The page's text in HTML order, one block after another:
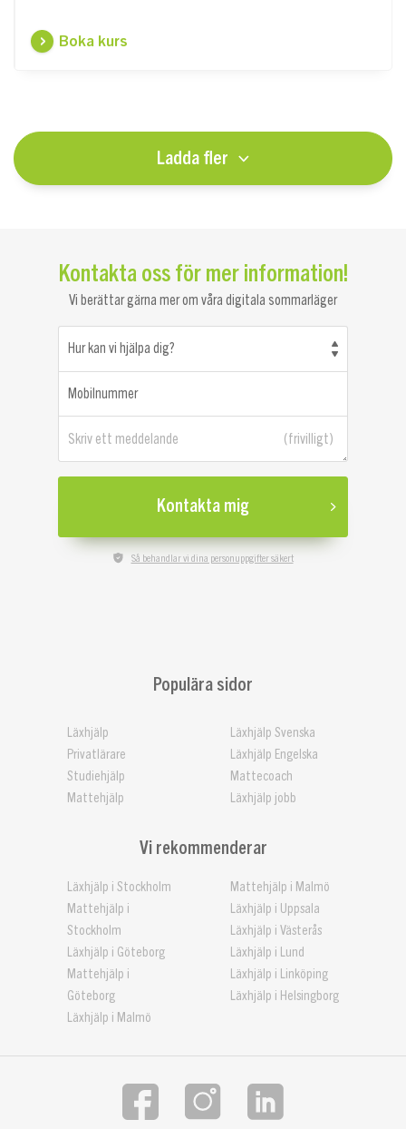
Boka kurs
Ladda fler
Kontakta oss för mer information!
Vi berättar gärna mer om våra digitala sommarläger
Hur kan vi hjälpa dig?
Mobilnummer
Skriv ett meddelande
Kontakta mig
Så behandlar vi dina personuppgifter säkert
Populära sidor
Läxhjälp
Privatlärare
Studiehjälp
Mattehjälp
Läxhjälp Svenska
Läxhjälp Engelska
Mattecoach
Läxhjälp jobb
Vi rekommenderar
Läxhjälp i Stockholm
Mattehjälp i
Stockholm
Läxhjälp i Göteborg
Mattehjälp i
Göteborg
Läxhjälp i Malmö
Mattehjälp i Malmö
Läxhjälp i Uppsala
Läxhjälp i Västerås
Läxhjälp i Lund
Läxhjälp i Linköping
Läxhjälp i Helsingborg